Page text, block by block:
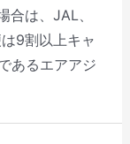
は、JAL、
9割以上キャ
あるエアアジ